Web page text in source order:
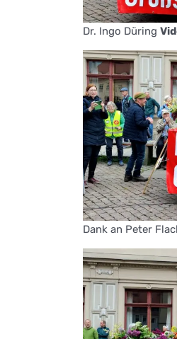
Dr. Ingo Düring
Dank an Peter